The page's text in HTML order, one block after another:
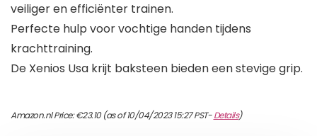
veiliger en efficiënter trainen.
Perfecte hulp voor vochtige handen tijdens
krachttraining.
De Xenios Usa krijt baksteen bieden een stevige grip.
Amazon.nl Price:€23.10(as of 10/04/2023 15:27 PST-Details)